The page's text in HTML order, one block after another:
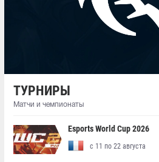
ТУРНИРЫ
Матчи и чемпионаты
Esports World Cup 2026
с 11 по 22 августа